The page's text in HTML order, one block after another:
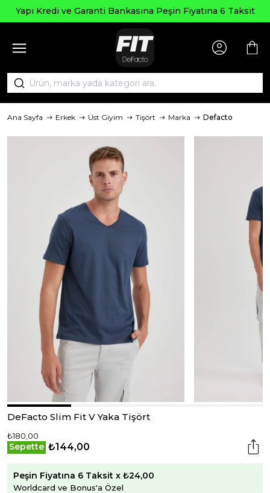
Yapı Kredi ve Garanti Bankasına Peşin Fiyatına 6 Taksit
Ana Sayfa Erkek Üst Giyim Tişört Marka Defacto
DeFacto Slim Fit V Yaka Tişört
₺180,00
Sepette ₺144,00
Peşin Fiyatına 6 Taksit x ₺24,00
Worldcard ve Bonus'a Özel